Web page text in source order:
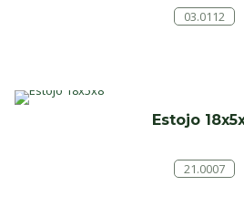
03.0112
Estojo
21.0007